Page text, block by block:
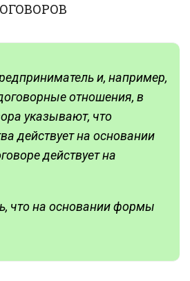
и, например,
отношения, в
указывают, что
действует на основании
действует на
что на основании формы